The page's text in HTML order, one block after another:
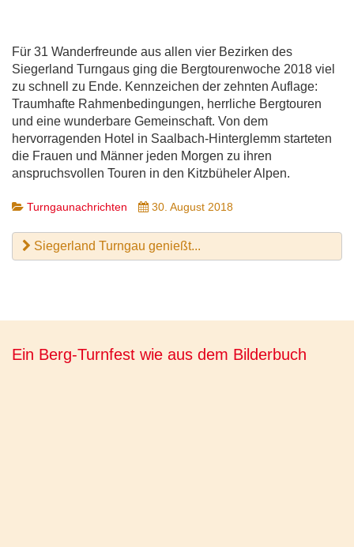
Für 31 Wanderfreunde aus allen vier Bezirken des
Siegerland Turngaus ging die Bergtourenwoche 2018 viel
zu schnell zu Ende. Kennzeichen der zehnten Auflage:
Traumhafte Rahmenbedingungen, herrliche Bergtouren
und eine wunderbare Gemeinschaft. Von dem
hervorragenden Hotel in Saalbach-Hinterglemm starteten
die Frauen und Männer jeden Morgen zu ihren
anspruchsvollen Touren in den Kitzbüheler Alpen.
Turngaunachrichten 30. August 2018
Siegerland Turngau genießt...
Ein Berg-Turnfest wie aus dem Bilderbuch